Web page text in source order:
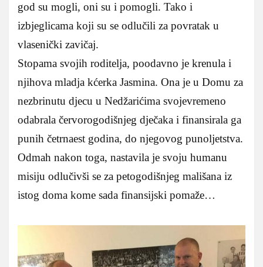
god su mogli, oni su i pomogli. Tako i
izbjeglicama koji su se odlučili za povratak u
vlasenički zavičaj.
Stopama svojih roditelja, poodavno je krenula i
njihova mladja kćerka Jasmina. Ona je u Domu za
nezbrinutu djecu u Nedžarićima svojevremeno
odabrala červorogodišnjeg dječaka i finansirala ga
punih četrnaest godina, do njegovog punoljetstva.
Odmah nakon toga, nastavila je svoju humanu
misiju odlučivši se za petogodišnjeg mališana iz
istog doma kome sada finansijski pomaže…